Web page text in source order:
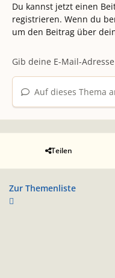
Du kannst jetzt einen
registrieren. Wenn du
um den Beitrag über
Auf dieses Thema
Teilen
Zur Themenliste